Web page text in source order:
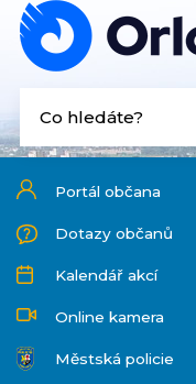
Portál občana
Dotazy občanů
Kalendář akcí
Online kamera
Městská policie